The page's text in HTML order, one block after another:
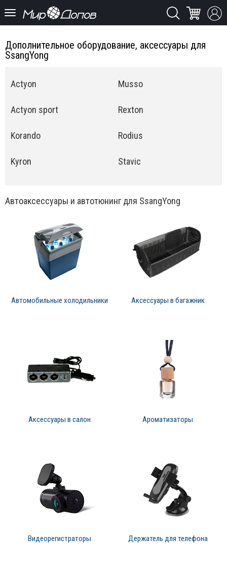
Дополнительное оборудование, аксессуары для
SsangYong
Actyon
Actyon sport
Korando
Kyron
Musso
Rexton
Rodius
Stavic
Автоаксессуары и автотюнинг для SsangYong
Автомобильные холодильники Аксессуары в багажник
Аксессуары в салон Ароматизаторы
Видеорегистраторы Держатель для телефона